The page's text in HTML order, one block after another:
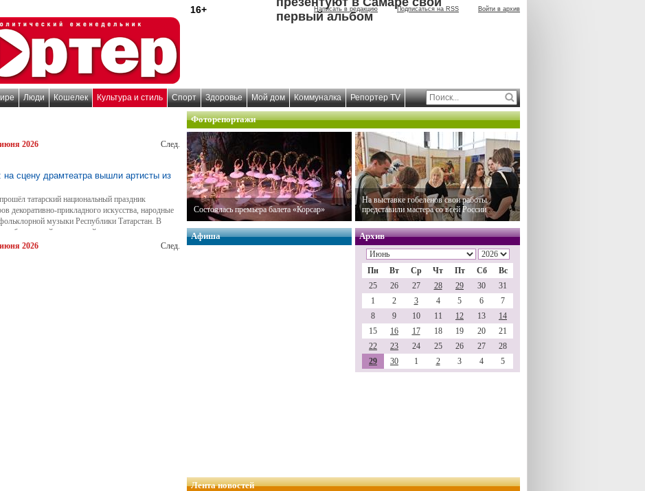
16+ Написать в редакцию Подписаться на RSS Войти в архив
первый альбом
Люди Кошелек Культура и стиль Спорт Здоровье Мой дом Коммуналка Репортер TV
2026 След.
сцену драмтеатра вышли артисты из
татарский национальный праздник
декоративно-прикладного искусства, народные
музыки Республики Татарстан. В
и городской власти.
2026 След.
Фоторепортажи
Состоялась премьера балета «Корсар»
На выставке гобеленов свои работы
представили мастера со всей России
Афиша Архив
Пн Вт Ср Чт Пт Сб
Вс
25
26 27 28 29 30
31
1
2 3 4 5 6
7
8
9 10 11 12 13
14
15
16 17 18 19 20
21
22
23 24 25 26 27
28
29
30 1 2 3 4 5
Лента новостей